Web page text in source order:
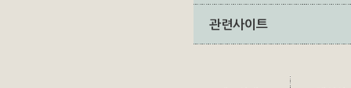
관련사이트